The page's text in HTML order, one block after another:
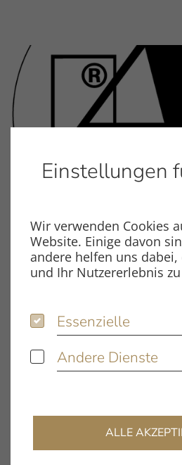
Dateiname
Dateityp
PDF
Schlagwörter
DOWNLOAD
Einstellungen
Wir verwenden Cookies
Website. Einige davon
andere helfen uns dabei,
und Ihr Nutzererlebnis
Essenzielle
Essenzielle
Andere Dienste
Andere Dienste
ALLE